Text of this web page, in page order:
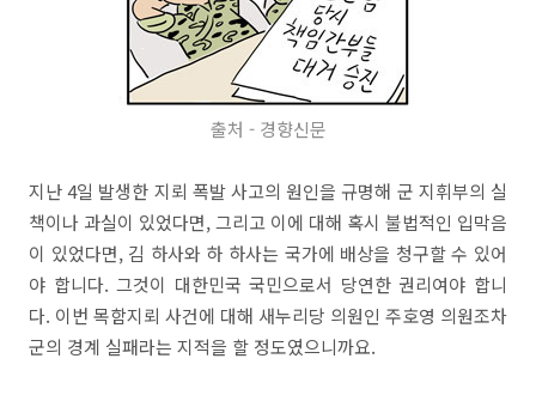
출처 - 경향신문
지난 4일 발생한 지뢰 폭발 사고의 원인을 규명해 군 지휘부의 실
책이나 과실이 있었다면, 그리고 이에 대해 혹시 불법적인 입막음
이 있었다면, 김 하사와 하 하사는 국가에 배상을 청구할 수 있어
야 합니다. 그것이 대한민국 국민으로서 당연한 권리여야 합니
다. 이번 목함지뢰 사건에 대해 새누리당 의원인 주호영 의원조차
군의 경계 실패라는 지적을 할 정도였으니까요.